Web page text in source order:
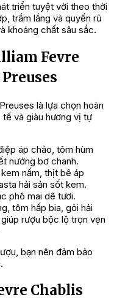
triển tuyệt vời theo thời
trầm lắng và quyến rũ
khoáng chất sâu sắc.
Fevre
là lựa chọn hoàn
tế và giàu hương vị tự
áp chảo, tôm hùm
nướng bơ chanh.
nấm, thịt bê áp
hải sản sốt kem.
phô mai dê tươi.
tôm hấp bia, gỏi hải
rượu bộc lộ trọn vẹn
bạn nên đảm bảo
Chablis